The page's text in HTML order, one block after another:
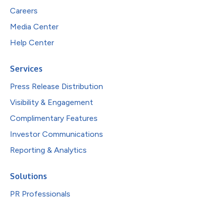
Careers
Media Center
Help Center
Services
Press Release Distribution
Visibility & Engagement
Complimentary Features
Investor Communications
Reporting & Analytics
Solutions
PR Professionals